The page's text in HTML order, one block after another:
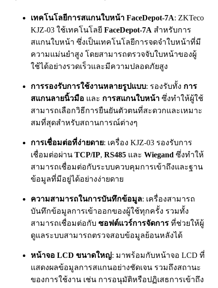
เทคโนโลยีการสแกนใบหน้า FaceDepot-7A: ZKTeco
KJZ-03 ใช้เทคโนโลยี FaceDepot-7A สำหรับการ
สแกนใบหน้า ซึ่งเป็นเทคโนโลยีการจดจำใบหน้าที่มี
ความแม่นยำสูง โดยสามารถตรวจจับใบหน้าของผู้
ใช้ได้อย่างรวดเร็วและมีความปลอดภัยสูง
การรองรับการใช้งานหลายรูปแบบ: รองรับทั้ง การ
สแกนลายนิ้วมือ และ การสแกนใบหน้า ซึ่งทำให้ผู้ใช้
สามารถเลือกวิธีการยืนยันตัวตนที่สะดวกและเหมาะ
สมที่สุดสำหรับสถานการณ์ต่างๆ
การเชื่อมต่อที่ง่ายดาย: เครื่อง KJZ-03 รองรับการ
เชื่อมต่อผ่าน TCP/IP, RS485 และ Wiegand ซึ่งทำให้
สามารถเชื่อมต่อกับระบบควบคุมการเข้าถึงและฐาน
ข้อมูลที่มีอยู่ได้อย่างง่ายดาย
ความสามารถในการบันทึกข้อมูล: เครื่องสามารถ
บันทึกข้อมูลการเข้าออกของผู้ใช้ทุกครั้ง รวมทั้ง
สามารถเชื่อมต่อกับ ซอฟต์แวร์การจัดการ ที่ช่วยให้ผู้
ดูแลระบบสามารถตรวจสอบข้อมูลย้อนหลังได้
หน้าจอ LCD ขนาดใหญ่: มาพร้อมกับหน้าจอ LCD ที่
แสดงผลข้อมูลการสแกนอย่างชัดเจน รวมถึงสถานะ
ของการใช้งาน เช่น การอนุมัติหรือปฏิเสธการเข้าถึง